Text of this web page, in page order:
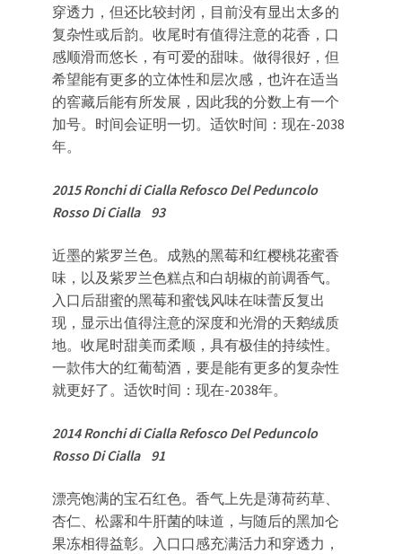
穿透力，但还比较封闭，目前没有显出太多的
复杂性或后韵。收尾时有值得注意的花香，口
感顺滑而悠长，有可爱的甜味。做得很好，但
希望能有更多的立体性和层次感，也许在适当
的窖藏后能有所发展，因此我的分数上有一个
加号。时间会证明一切。适饮时间：现在-2038
年。
2015 Ronchi di Cialla Refosco Del Peduncolo
Rosso Di Cialla 93
近墨的紫罗兰色。成熟的黑莓和红樱桃花蜜香
味，以及紫罗兰色糕点和白胡椒的前调香气。
入口后甜蜜的黑莓和蜜饯风味在味蕾反复出
现，显示出值得注意的深度和光滑的天鹅绒质
地。收尾时甜美而柔顺，具有极佳的持续性。
一款伟大的红葡萄酒，要是能有更多的复杂性
就更好了。适饮时间：现在-2038年。
2014 Ronchi di Cialla Refosco Del Peduncolo
Rosso Di Cialla 91
漂亮饱满的宝石红色。香气上先是薄荷药草、
杏仁、松露和牛肝菌的味道，与随后的黑加仑
果冻相得益彰。入口口感充满活力和穿透力，